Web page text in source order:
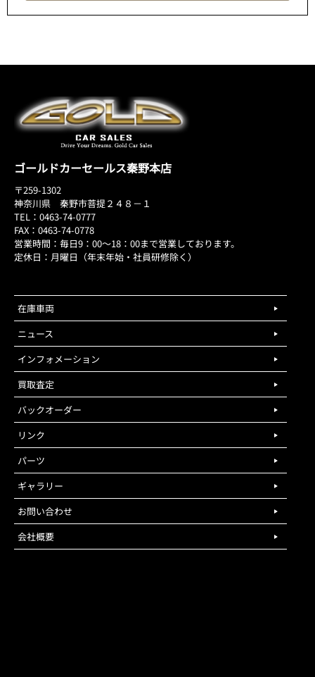
ゴールドカーセールス秦野本店
〒259-1302
神奈川県 秦野市菩提２４８－１
TEL：0463-74-0777
FAX：0463-74-0778
営業時間：毎日9：00～18：00まで営業しております。
定休日：月曜日（年末年始・社員研修除く）
在庫車両
ニュース
インフォメーション
買取査定
バックオーダー
リンク
パーツ
ギャラリー
お問い合わせ
会社概要